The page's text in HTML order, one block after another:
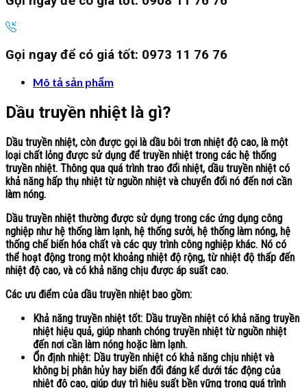
Gọi ngay để có giá tốt: 0973 11 76 76
Mô tả sản phẩm
Dầu truyền nhiệt là gì?
Dầu truyền nhiệt, còn được gọi là dầu bôi trơn nhiệt độ cao, là một
loại chất lỏng được sử dụng để truyền nhiệt trong các hệ thống
truyền nhiệt. Thông qua quá trình trao đổi nhiệt, dầu truyền nhiệt có
khả năng hấp thụ nhiệt từ nguồn nhiệt và chuyển đổi nó đến nơi cần
làm nóng.
Dầu truyền nhiệt thường được sử dụng trong các ứng dụng công
nghiệp như hệ thống làm lạnh, hệ thống sưởi, hệ thống làm nóng, hệ
thống chế biến hóa chất và các quy trình công nghiệp khác. Nó có
thể hoạt động trong một khoảng nhiệt độ rộng, từ nhiệt độ thấp đến
nhiệt độ cao, và có khả năng chịu được áp suất cao.
Các ưu điểm của dầu truyền nhiệt bao gồm:
Khả năng truyền nhiệt tốt: Dầu truyền nhiệt có khả năng truyền
nhiệt hiệu quả, giúp nhanh chóng truyền nhiệt từ nguồn nhiệt
đến nơi cần làm nóng hoặc làm lạnh.
Ổn định nhiệt: Dầu truyền nhiệt có khả năng chịu nhiệt và
không bị phân hủy hay biến đổi đáng kể dưới tác động của
nhiệt độ cao, giúp duy trì hiệu suất bền vững trong quá trình